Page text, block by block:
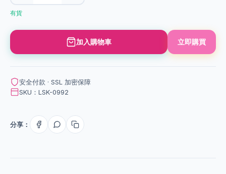
有貨
加入購物車 立即購買
安全付款 · SSL 加密保障
SKU：LSK-0992
分享：